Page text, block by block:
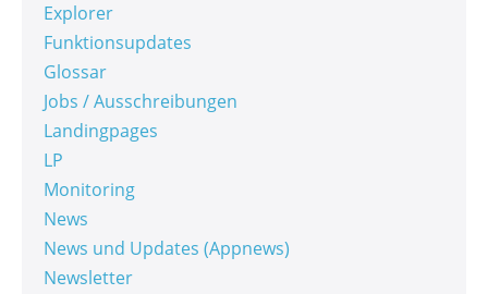
Explorer
Funktionsupdates
Glossar
Jobs / Ausschreibungen
Landingpages
LP
Monitoring
News
News und Updates (Appnews)
Newsletter